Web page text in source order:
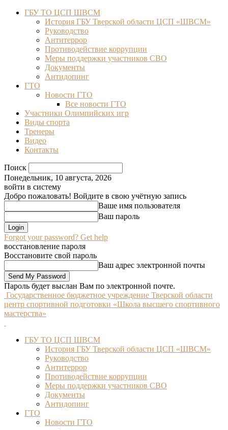
ГБУ ТО ЦСП ШВСМ
История ГБУ Тверской области ЦСП «ШВСМ»
Руководство
Антитеррор
Противодействие коррупции
Меры поддержки участников СВО
Документы
Антидопинг
ГТО
Новости ГТО
Все новости ГТО
Участники Олимпийских игр
Виды спорта
Тренеры
Видео
Контакты
Поиск
Понедельник, 10 августа, 2026
войти в систему
Добро пожаловать! Войдите в свою учётную запись
Ваше имя пользователя
Ваш пароль
Forgot your password? Get help
восстановление пароля
Восстановите свой пароль
Ваш адрес электронной почты
Пароль будет выслан Вам по электронной почте.
Государственное бюджетное учреждение Тверской области
центр спортивной подготовки «Школа высшего спортивного
мастерства»
ГБУ ТО ЦСП ШВСМ
История ГБУ Тверской области ЦСП «ШВСМ»
Руководство
Антитеррор
Противодействие коррупции
Меры поддержки участников СВО
Документы
Антидопинг
ГТО
Новости ГТО